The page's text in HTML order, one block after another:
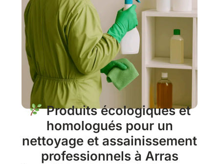
Produits écologiques et
homologués pour un
nettoyage et assainissement
professionnels à Arras